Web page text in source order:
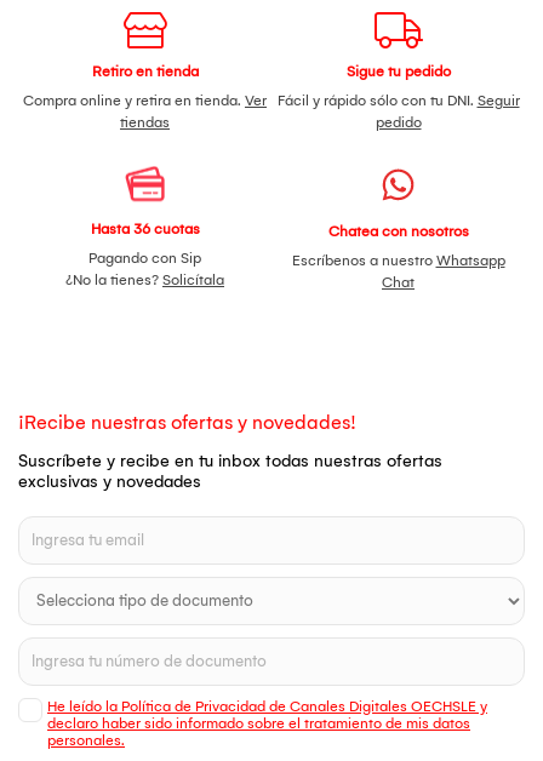
Retiro en tienda
Compra online y retira en tienda. Ver
tiendas
Sigue tu pedido
Fácil y rápido sólo con tu DNI. Seguir
pedido
Hasta 36 cuotas
Pagando con Sip
¿No la tienes? Solicítala
Chatea con nosotros
Escríbenos a nuestro Whatsapp
Chat
¡Recibe nuestras ofertas y novedades!
Suscríbete y recibe en tu inbox todas nuestras ofertas
exclusivas y novedades
He leído la Política de Privacidad de Canales Digitales OECHSLE y
declaro haber sido informado sobre el tratamiento de mis datos
personales.